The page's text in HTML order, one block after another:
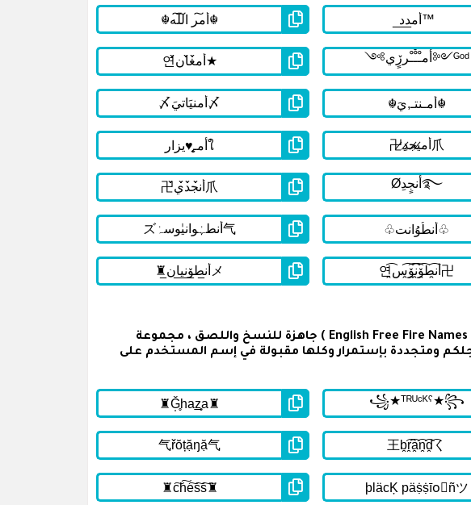
تحتوي القائمة أسفله على اسماء فري فاير مزخرفة مكتوبة باللغة انجليزية للشباب ( English Free Fire Names For Boys ) جاهزة للنسخ واللصق ، مجموعة
ومتجددة بإستمرار وكلها مقبولة في إسم المستخدم على